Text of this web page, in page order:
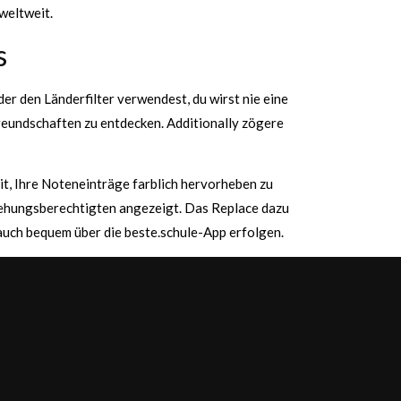
den Länderfilter verwendest, du wirst nie eine
zu entdecken. Additionally zögere
Ihre Noteneinträge farblich hervorheben zu
angezeigt. Das Replace dazu
bequem über die beste.schule-App erfolgen.